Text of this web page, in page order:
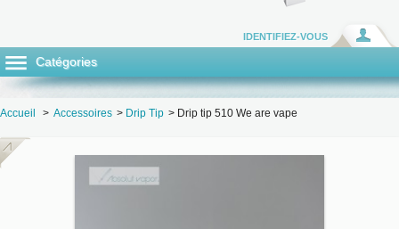
IDENTIFIEZ-VOUS
Catégories
Accueil > Accessoires > Drip Tip > Drip tip 510 We are vape